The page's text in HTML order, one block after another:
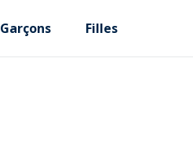
Garçons Filles